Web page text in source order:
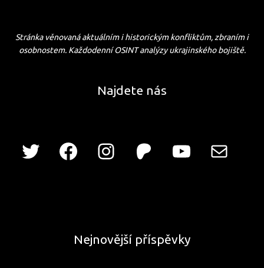
Stránka věnovaná aktuálním i historickým konfliktům, zbraním i
osobnostem. Každodenní OSINT analýzy ukrajinského bojiště.
Najdete nás
Nejnovější příspěvky